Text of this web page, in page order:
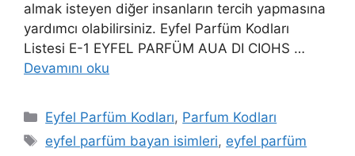
almak isteyen diğer insanların tercih yapmasına
yardımcı olabilirsiniz. Eyfel Parfüm Kodları
Listesi E-1 EYFEL PARFÜM AUA DI CIOHS …
Devamını oku
Kategoriler
Eyfel Parfüm Kodları, Parfum Kodları
Etiketler
eyfel parfüm bayan isimleri, eyfel parfüm